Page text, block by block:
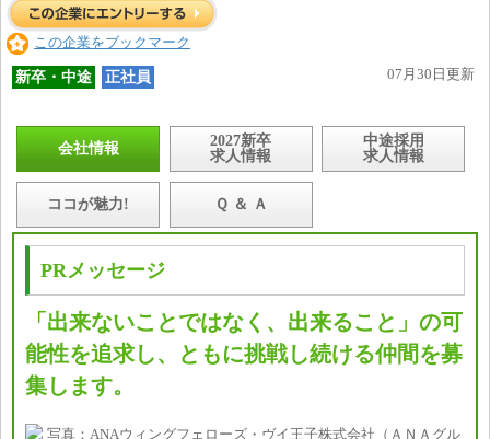
この企業をブックマーク
新卒・中途 正社員 07月30日更新
会社情報
2027新卒
求人情報
中途採用
求人情報
ココが魅力! Ｑ ＆ Ａ
PRメッセージ
「出来ないことではなく、出来ること」の可
能性を追求し、ともに挑戦し続ける仲間を募
集します。